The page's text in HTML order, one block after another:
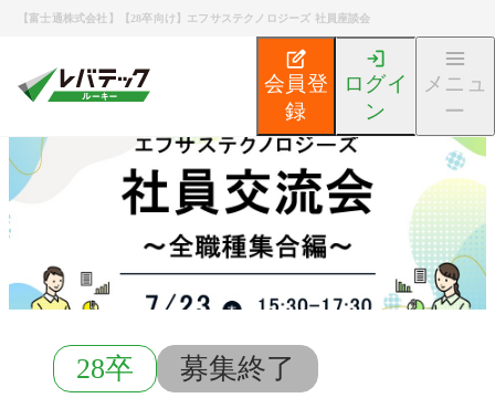
【富士通株式会社】【28卒向け】エフサステクノロジーズ 社員座談会
会員登
録
ログイ
ン
メニュ
ー
募集検索 【28卒向け】エフ
28卒 募集終了